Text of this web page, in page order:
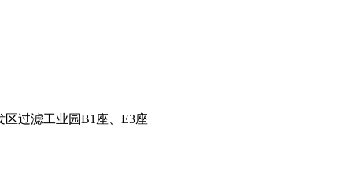
过滤工业园B1座、E3座